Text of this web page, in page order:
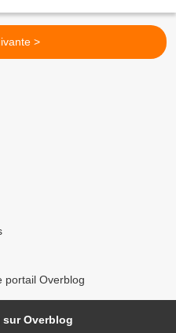
>
portail Overblog
Overblog